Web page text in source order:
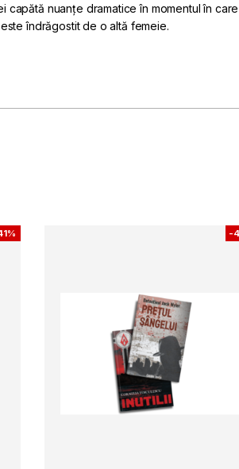
capătă nuanțe dramatice în momentul în care
îndrăgostit de o altă femeie.
-